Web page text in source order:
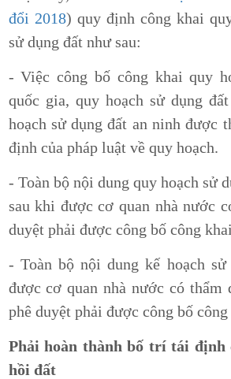
đổi 2018) quy định công khai
sử dụng đất như sau:
- Việc công bố công khai quy
quốc gia, quy hoạch sử dụng
hoạch sử dụng đất an ninh được
định của pháp luật về quy hoạch.
- Toàn bộ nội dung quy hoạch sử
sau khi được cơ quan nhà nước
duyệt phải được công bố công khai
- Toàn bộ nội dung kế hoạch
được cơ quan nhà nước có thẩm
phê duyệt phải được công bố
Phải hoàn thành bố trí tái
hồi đất